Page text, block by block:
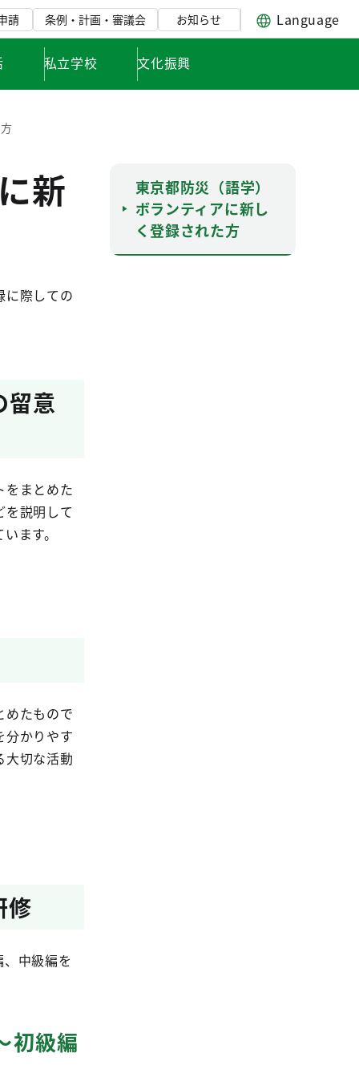
請 条例・計画・審議会 お知らせ Language
私立学校 文化振興
新
に際しての
留意
をまとめた
を説明して
ます。
めたもので
分かりやす
大切な活動
修
中級編を
初級編
東京都防災（語学）
ボランティアに新し
く登録された方